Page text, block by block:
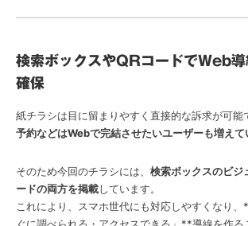
検索ボックスやQRコードでWeb導
確保
紙チラシは目に留まりやすく直接的な訴求が可能
予約などはWebで完結させたいユーザーも増えて
そのため今回のチラシには、 検索ボックスのビジ
ードの両方を掲載しています。
これにより、スマホ世代にも対応しやすくなり